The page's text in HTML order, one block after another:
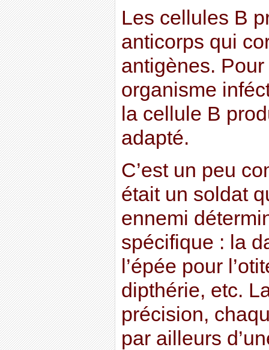
Les cellules B
anticorps qui
antigènes.
organisme
la cellule B
adapté.
C’est un peu
était un soldat
ennemi
spécifique : la
l’épée pour
dipthérie, etc.
précision,
par ailleurs